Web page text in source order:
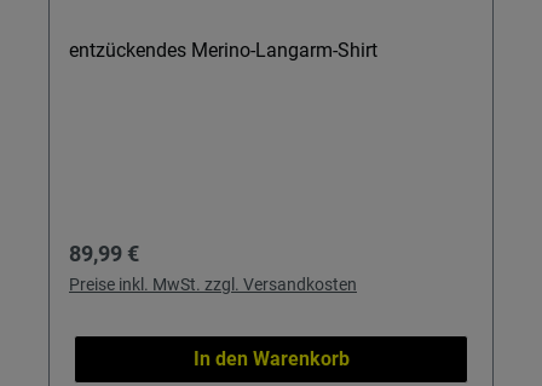
entzückendes Merino-Langarm-Shirt
Regulärer Preis:
89,99 €
Preise inkl. MwSt. zzgl. Versandkosten
In den Warenkorb